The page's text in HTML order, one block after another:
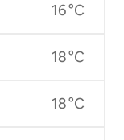
16 °C
18 °C
18 °C